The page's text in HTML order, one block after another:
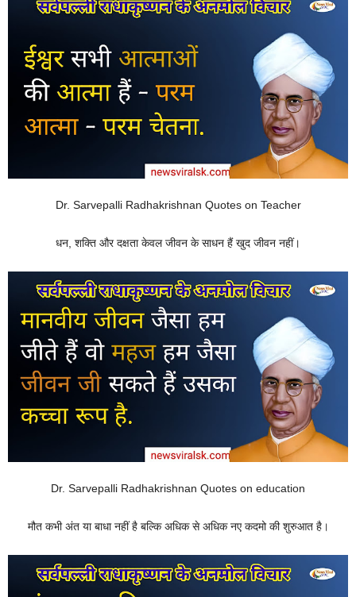
Dr. Sarvepalli Radhakrishnan Quotes on Teacher
धन, शक्ति और दक्षता केवल जीवन के साधन हैं खुद जीवन नहीं।
Dr. Sarvepalli Radhakrishnan Quotes on education
मौत कभी अंत या बाधा नहीं है बल्कि अधिक से अधिक नए कदमो की शुरुआत है।